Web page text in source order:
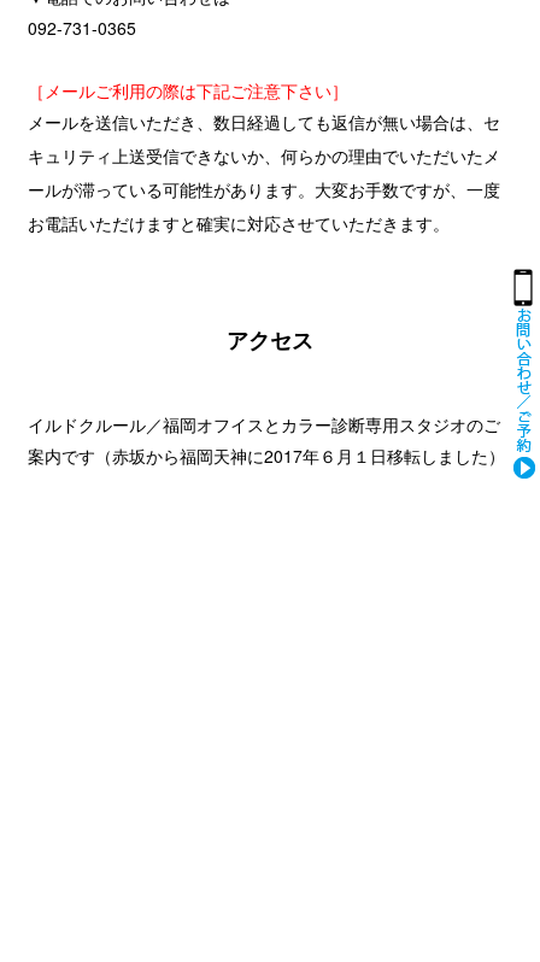
092-731-0365
［メールご利用の際は下記ご注意下さい］
メールを送信いただき、数日経過しても返信が無い場合は、セ
キュリティ上送受信できないか、何らかの理由でいただいたメ
ールが滞っている可能性があります。大変お手数ですが、一度
お電話いただけますと確実に対応させていただきます。
アクセス
イルドクルール／福岡オフイスとカラー診断専用スタジオのご
案内です（赤坂から福岡天神に2017年６月１日移転しました）